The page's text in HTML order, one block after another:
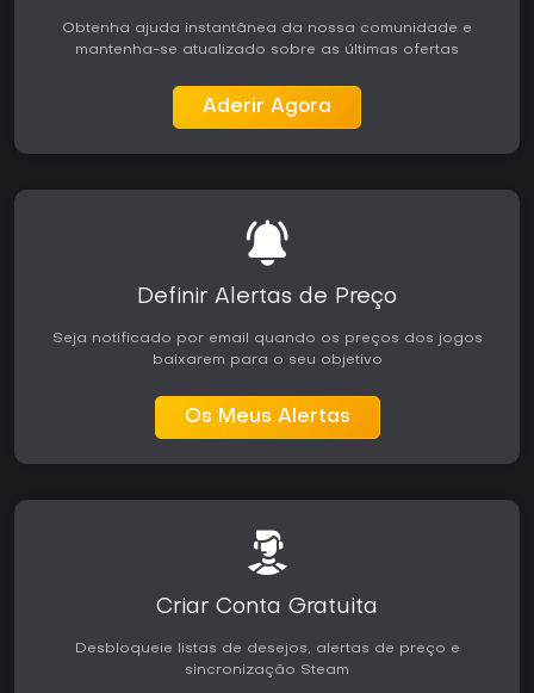
Obtenha ajuda instantânea da nossa comunidade e
mantenha-se atualizado sobre as últimas ofertas
Aderir Agora
Definir Alertas de Preço
Seja notificado por email quando os preços dos jogos
baixarem para o seu objetivo
Os Meus Alertas
Criar Conta Gratuita
Desbloqueie listas de desejos, alertas de preço e
sincronização Steam